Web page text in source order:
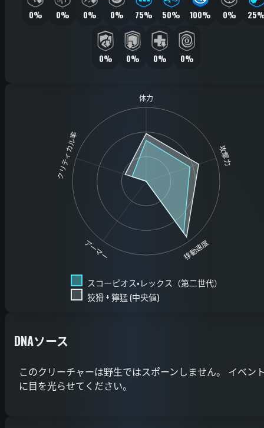
0% 0% 0% 0% 75% 50% 100% 0%
0% 0% 0% 0%
体力
攻撃力
移動速度
アーマー
クリティカル率
スコーピオス・レックス（第二世代）
狡猾 + 獰猛 (中央値)
DNAソース
このクリーチャーは野生ではスポーンしません。 イベン
に目を光らせてください。